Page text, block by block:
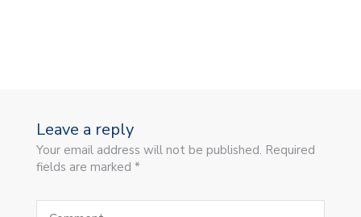
Leave a reply
Your email address will not be published. Required
fields are marked *